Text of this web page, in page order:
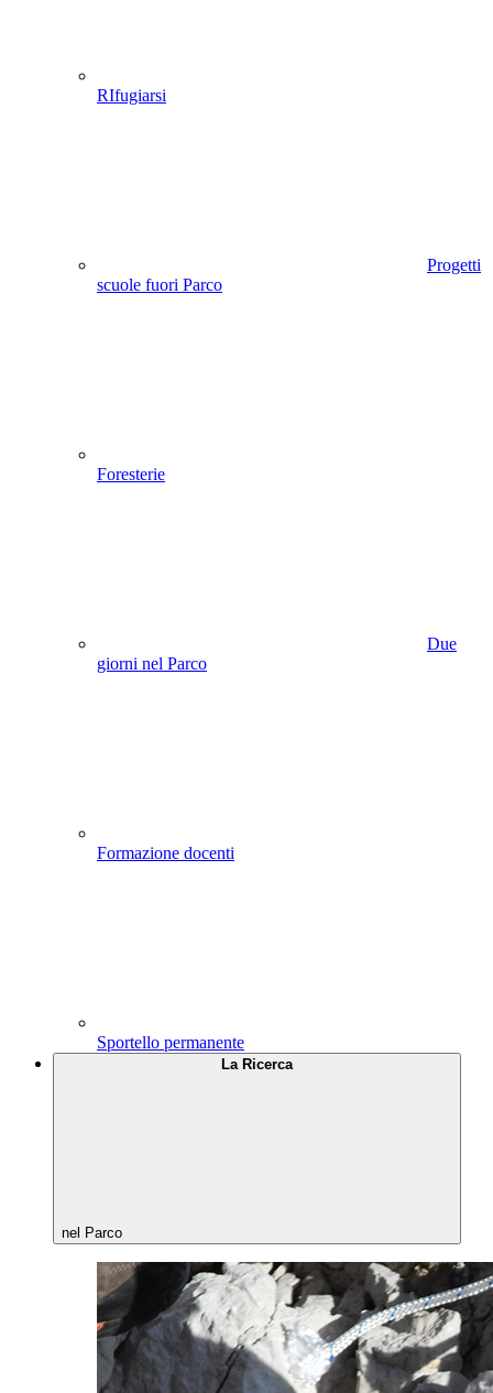
RIfugiarsi
Progetti
scuole fuori Parco
Foresterie
Due
giorni nel Parco
Formazione docenti
Sportello permanente
La Ricerca
nel Parco